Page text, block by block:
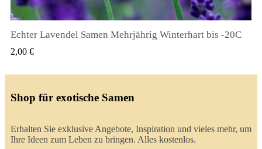
QUICK VIEW
Echter Lavendel Samen Mehrjährig Winterhart bis -20C
2,00 €
Shop für exotische Samen
Erhalten Sie exklusive Angebote, Inspiration und vieles mehr, um
Ihre Ideen zum Leben zu bringen. Alles kostenlos.